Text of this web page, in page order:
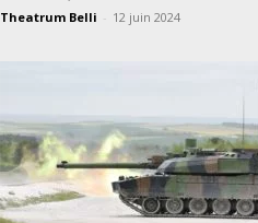
Theatrum Belli - 12 juin 2024